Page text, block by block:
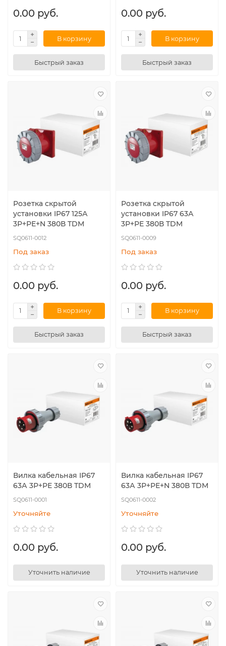
0.00 руб.
В корзину
Быстрый заказ
0.00 руб.
В корзину
Быстрый заказ
Розетка скрытой
установки IP67 125А
3Р+РЕ+N 380В TDM
SQ0611-0012
Под заказ
0.00 руб.
В корзину
Быстрый заказ
Розетка скрытой
установки IP67 63А
3Р+РЕ 380В TDM
SQ0611-0009
Под заказ
0.00 руб.
В корзину
Быстрый заказ
Вилка кабельная IP67
63А 3Р+РЕ 380В TDM
SQ0611-0001
Уточняйте
0.00 руб.
Уточнить наличие
Вилка кабельная IP67
63А 3Р+РЕ+N 380В TDM
SQ0611-0002
Уточняйте
0.00 руб.
Уточнить наличие